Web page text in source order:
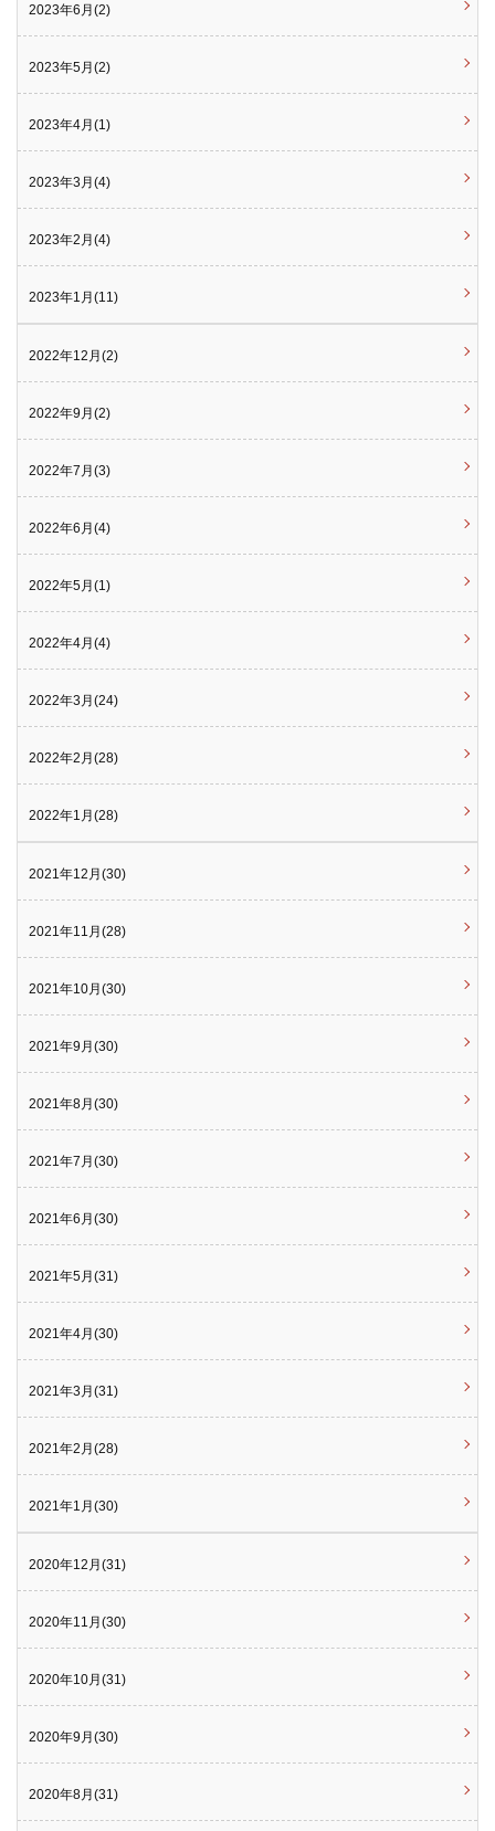
2023年6月(2)
2023年5月(2)
2023年4月(1)
2023年3月(4)
2023年2月(4)
2023年1月(11)
2022年12月(2)
2022年9月(2)
2022年7月(3)
2022年6月(4)
2022年5月(1)
2022年4月(4)
2022年3月(24)
2022年2月(28)
2022年1月(28)
2021年12月(30)
2021年11月(28)
2021年10月(30)
2021年9月(30)
2021年8月(30)
2021年7月(30)
2021年6月(30)
2021年5月(31)
2021年4月(30)
2021年3月(31)
2021年2月(28)
2021年1月(30)
2020年12月(31)
2020年11月(30)
2020年10月(31)
2020年9月(30)
2020年8月(31)